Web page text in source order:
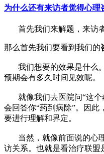
为什么还有来访者觉得心理
首先我们来解题，来访者
那么首先我们要看到我们的
我们想要的效果是什么
预期会有多久时间见效呢。
就像我们去医院问“这
会回答你“药到病除”。因
要进行理解和界定。
当然，就像前面说的心
访关系。也就是看治疗联盟